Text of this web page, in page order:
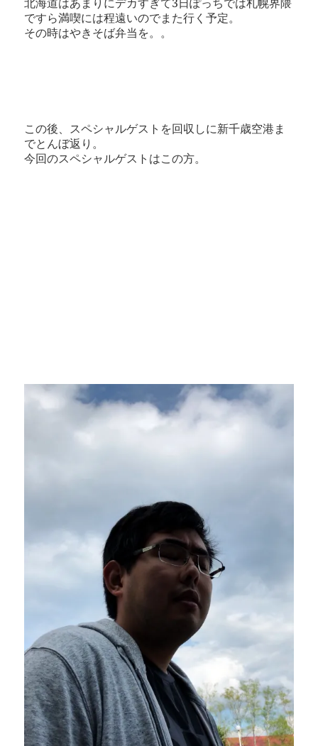
北海道はあまりにデカすぎて3日ぽっちでは札幌界隈
ですら満喫には程遠いのでまた行く予定。
その時はやきそば弁当を。。
この後、スペシャルゲストを回収しに新千歳空港ま
でとんぼ返り。
今回のスペシャルゲストはこの方。